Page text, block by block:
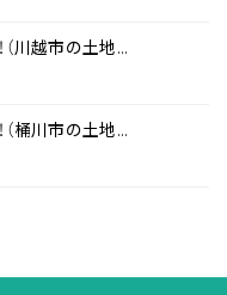
川越市の土地…
桶川市の土地…